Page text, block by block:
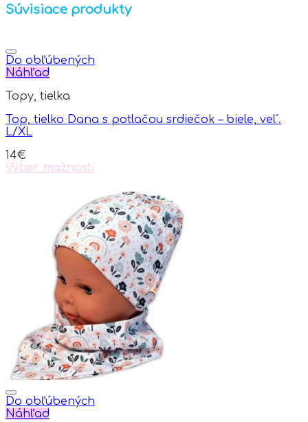
Súvisiace produkty
Do obľúbených
Náhľad
Topy, tielka
Top, tielko Dana s potlačou srdiečok – biele, vel´.
L/XL
14€
Výber možností
product
page
Do obľúbených
Náhľad